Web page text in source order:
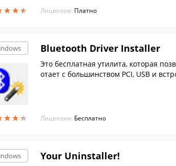
★★★
★★★ Лицензия: Платно
★★★
★★★
Bluetooth Driver Installer
Это бесплатная утилита, которая
отает с большинством PCI, USB и
Лицензия: Бесплатно
Your Uninstaller!